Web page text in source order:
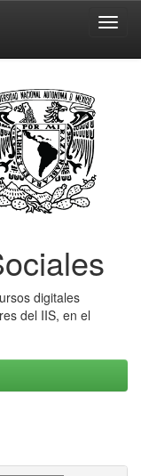
digitales
del IIS, en el